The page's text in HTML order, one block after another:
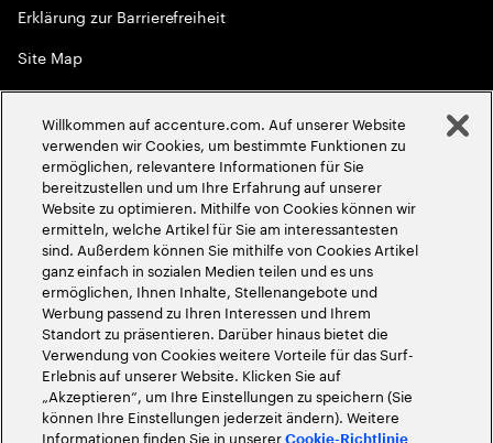
Erklärung zur Barrierefreiheit
Site Map
Globale Meritokratie
2026Accenture. Alle Rechte vorbehalten
Willkommen auf accenture.com. Auf unserer Website
verwenden wir Cookies, um bestimmte Funktionen zu
ermöglichen, relevantere Informationen für Sie
bereitzustellen und um Ihre Erfahrung auf unserer
Website zu optimieren. Mithilfe von Cookies können wir
ermitteln, welche Artikel für Sie am interessantesten
sind. Außerdem können Sie mithilfe von Cookies Artikel
ganz einfach in sozialen Medien teilen und es uns
ermöglichen, Ihnen Inhalte, Stellenangebote und
Werbung passend zu Ihren Interessen und Ihrem
Standort zu präsentieren. Darüber hinaus bietet die
Verwendung von Cookies weitere Vorteile für das Surf-
Erlebnis auf unserer Website. Klicken Sie auf
„Akzeptieren“, um Ihre Einstellungen zu speichern (Sie
können Ihre Einstellungen jederzeit ändern). Weitere
Informationen finden Sie in unsererCookie-Richtlinie